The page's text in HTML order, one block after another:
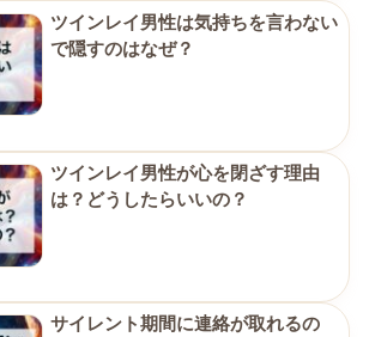
ツインレイ男性は気持ちを言わない
で隠すのはなぜ？
ツインレイ男性が心を閉ざす理由
は？どうしたらいいの？
サイレント期間に連絡が取れるの